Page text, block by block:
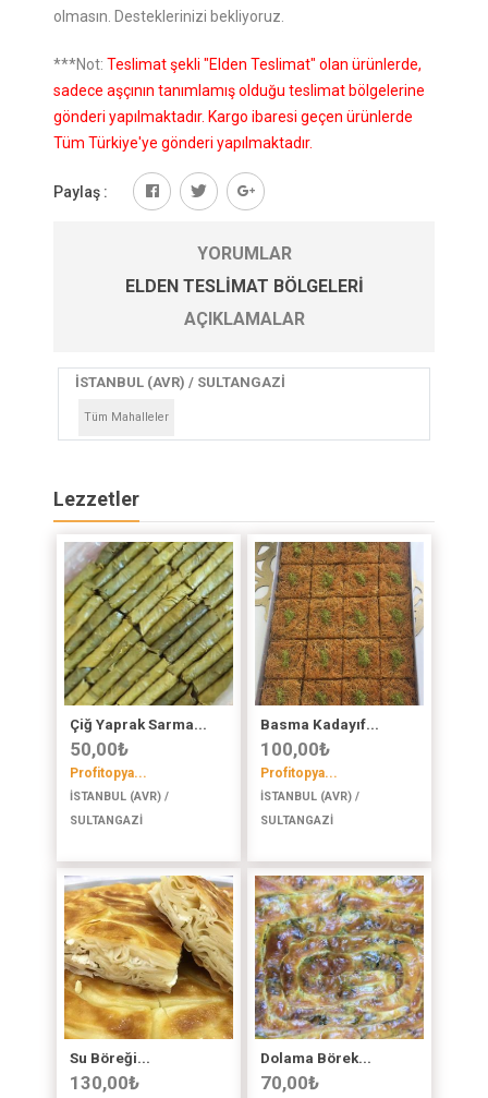
olmasın. Desteklerinizi bekliyoruz.
***Not: Teslimat şekli "Elden Teslimat" olan ürünlerde,
sadece aşçının tanımlamış olduğu teslimat bölgelerine
gönderi yapılmaktadır. Kargo ibaresi geçen ürünlerde
Tüm Türkiye'ye gönderi yapılmaktadır.
Paylaş :
YORUMLAR
ELDEN TESLIMAT BÖLGELERI
AÇIKLAMALAR
İSTANBUL (AVR) / SULTANGAZİ
Tüm Mahalleler
Lezzetler
Çiğ Yaprak Sarma...
50,00₺
Profitopya...
İSTANBUL (AVR) /
SULTANGAZİ
Basma Kadayıf...
100,00₺
Profitopya...
İSTANBUL (AVR) /
SULTANGAZİ
Su Böreği...
130,00₺
Dolama Börek...
70,00₺